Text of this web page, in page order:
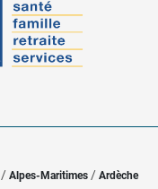
/ Alpes-Maritimes / Ardèche